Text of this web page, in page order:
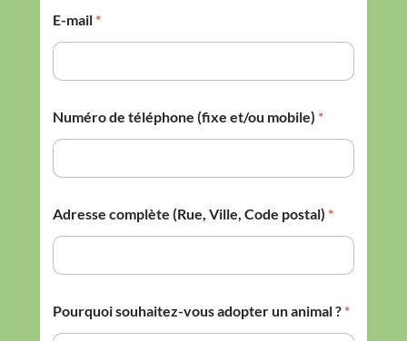
E-mail *
Numéro de téléphone (fixe et/ou mobile) *
Adresse complète (Rue, Ville, Code postal) *
Pourquoi souhaitez-vous adopter un animal ? *